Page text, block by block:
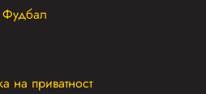
Фудбал
на приватност